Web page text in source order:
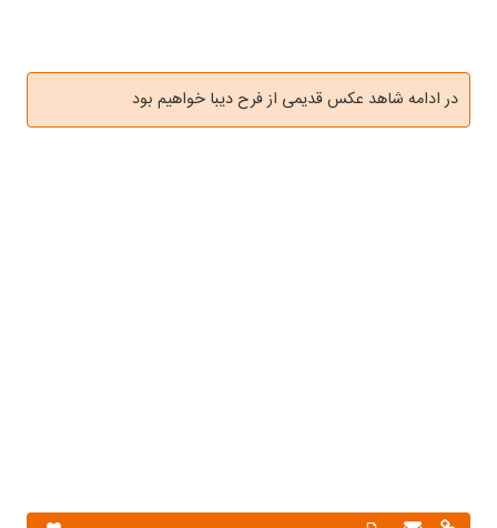
در ادامه شاهد عکس قدیمی از فرح دیبا خواهیم بود